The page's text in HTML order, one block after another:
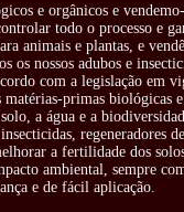
Y
e orgânicos e
todo o processo e
animais e plantas, e
os nossos adubos e
com a legislação em
primas biológicas e
a água e a
regeneradores
a fertilidade dos
ambiental, sempre
e de fácil aplicação.